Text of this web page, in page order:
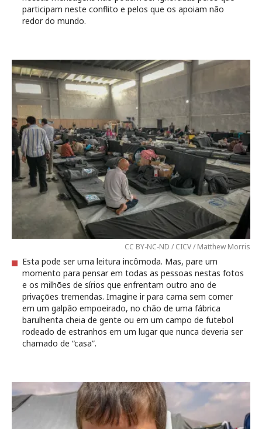
participam neste conflito e pelos que os apoiam não
redor do mundo.
CC BY-NC-ND / CICV / Matthew Morris
Esta pode ser uma leitura incômoda. Mas, pare um
momento para pensar em todas as pessoas nestas fotos
e os milhões de sírios que enfrentam outro ano de
privações tremendas. Imagine ir para cama sem comer
em um galpão empoeirado, no chão de uma fábrica
barulhenta cheia de gente ou em um campo de futebol
rodeado de estranhos em um lugar que nunca deveria ser
chamado de “casa”.